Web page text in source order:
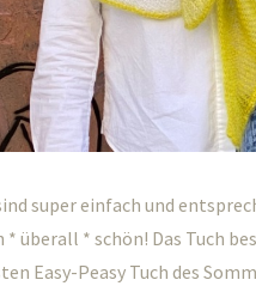
super einfach und
überall * schön! Das Tuch
Easy-Peasy Tuch des